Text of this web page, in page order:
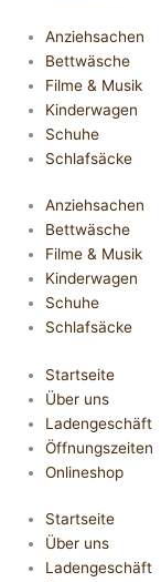
Anziehsachen
Bettwäsche
Filme & Musik
Kinderwagen
Schuhe
Schlafsäcke
Anziehsachen
Bettwäsche
Filme & Musik
Kinderwagen
Schuhe
Schlafsäcke
Startseite
Über uns
Ladengeschäft
Öffnungszeiten
Onlineshop
Startseite
Über uns
Ladengeschäft